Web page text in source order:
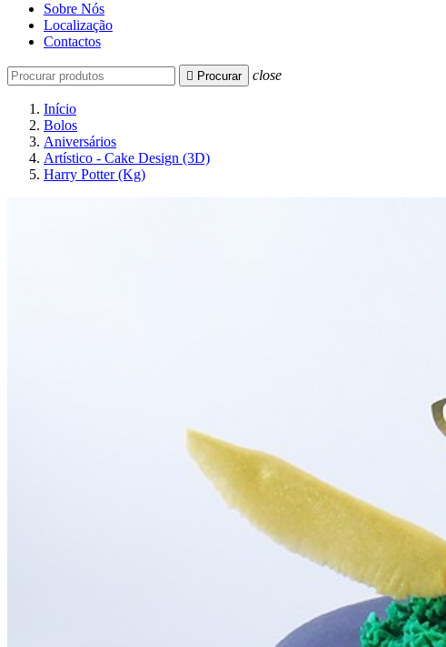
Sobre Nós
Localização
Contactos
 Procurar close
Início
Bolos
Aniversários
Artístico - Cake Design (3D)
Harry Potter (Kg)